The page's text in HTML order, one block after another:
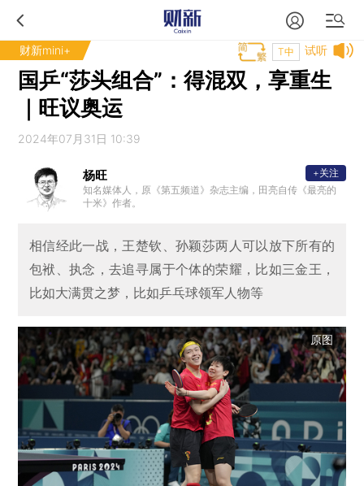
财新mini+ 试听
T中
国乒“莎头组合”：得混双，享重生
｜旺议奥运
2024年07月31日 10:39
杨旺
知名媒体人，原《第五频道》杂志主编，田亮自传《最亮的
十米》作者。
+关注
相信经此一战，王楚钦、孙颖莎两人可以放下所有的
包袱、执念，去追寻属于个体的荣耀，比如三金王，
比如大满贯之梦，比如乒乓球领军人物等
原图